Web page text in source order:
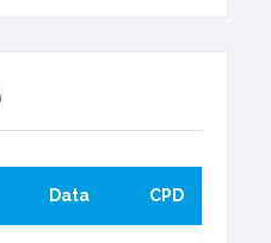
Data CPD